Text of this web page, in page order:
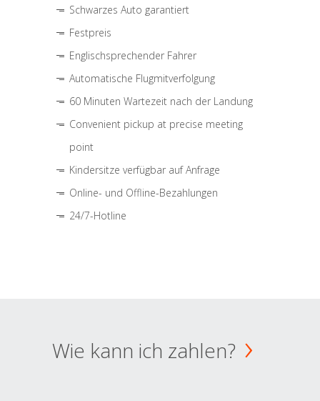
Schwarzes Auto garantiert
Festpreis
Englischsprechender Fahrer
Automatische Flugmitverfolgung
60 Minuten Wartezeit nach der Landung
Convenient pickup at precise meeting
point
Kindersitze verfügbar auf Anfrage
Online- und Offline-Bezahlungen
24/7-Hotline
Wie kann ich zahlen?